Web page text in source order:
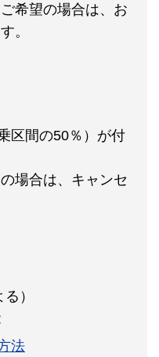
希望の場合は、お
。
区間の50％）が付
場合は、キャンセ
）
法